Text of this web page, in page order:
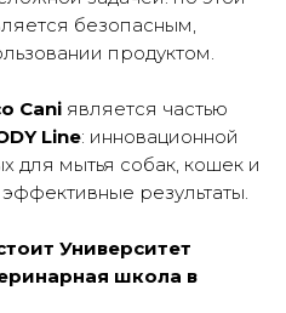
безопасным,
продуктом.
Cani является частью
Line: инновационной
для мытья собак, кошек и
результаты.
Университет
школа в